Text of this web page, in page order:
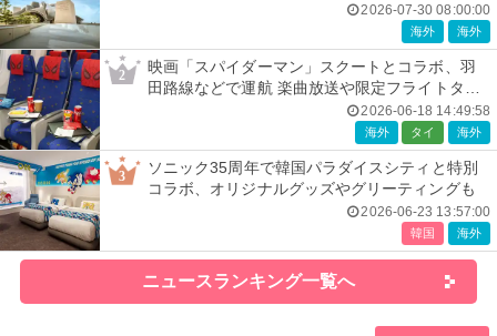
2026-07-30 08:00:00
海外 海外
2
映画「スパイダーマン」スクートとコラボ、羽
田路線などで運航 楽曲放送や限定フライトタグ
2026-06-18 14:49:58
海外 タイ 海外
3
ソニック35周年で韓国パラダイスシティと特別
コラボ、オリジナルグッズやグリーティングも
2026-06-23 13:57:00
韓国 海外
ニュースランキング一覧へ